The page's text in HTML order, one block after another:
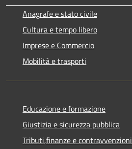
Anagrafe e stato civile
Cultura e tempo libero
Imprese e Commercio
Mobilità e trasporti
Educazione e formazione
Giustizia e sicurezza pubblica
Tributi,finanze e contravvenzioni